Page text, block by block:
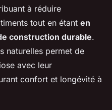
à réduire
tout en étant en
construction durable.
naturelles permet de
avec leur
confort et longévité à